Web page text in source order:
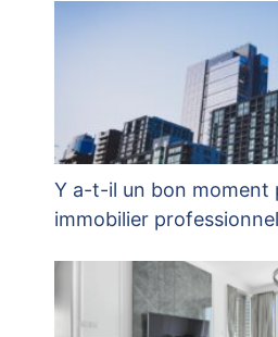
Y a-t-il un bon moment
immobilier